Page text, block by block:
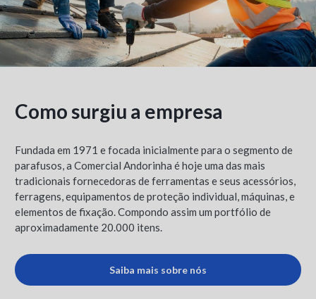
Como surgiu a empresa
Fundada em 1971 e focada inicialmente para o segmento de
parafusos, a Comercial Andorinha é hoje uma das mais
tradicionais fornecedoras de ferramentas e seus acessórios,
ferragens, equipamentos de proteção individual, máquinas, e
elementos de fixação. Compondo assim um portfólio de
aproximadamente 20.000 itens.
Saiba mais sobre nós